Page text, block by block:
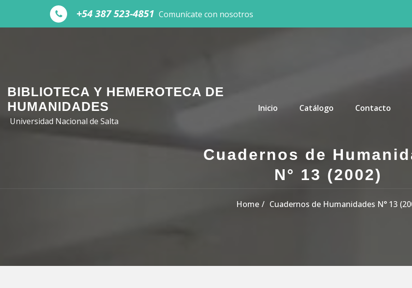
Skip to the content
+54 387 523-4851 Comunícate con nosotros
BIBLIOTECA Y HEMEROTECA DE
HUMANIDADES
Universidad Nacional de Salta
Inicio
Catálogo Contacto
Cuadernos de
N° 13 (2002)
Home Cuadernos de Humanidades N° 13